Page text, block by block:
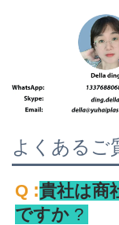
よくあるご
Q :貴社は商
ですか ?